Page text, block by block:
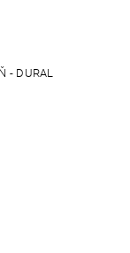
- DURAL